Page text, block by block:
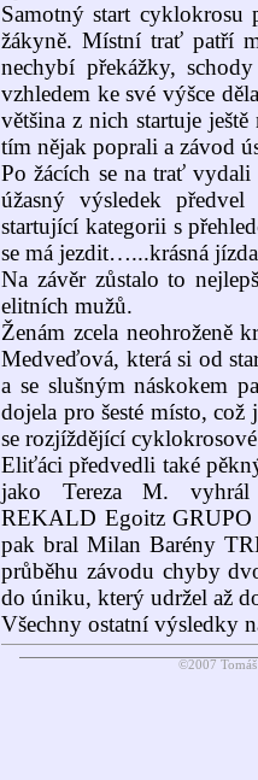
Samotný start
žákyně. Místní trať patří
nechybí překážky,
vzhledem ke své výšce
většina z nich startuje
tím nějak poprali a závod
Po žácích se na trať
úžasný výsledek
startující kategorii s
se má jezdit…...krásná
Na závěr zůstalo to
elitních mužů.
Ženám zcela neohroženě
Medveďová, která si od
a se slušným náskokem
dojela pro šesté místo, což
se rozjíždějící
Eliťáci předvedli také
jako Tereza M. vyhrál
REKALD Egoitz
pak bral Milan Barény
průběhu závodu chyby
do úniku, který udržel až
Všechny ostatní výsledky
©2007